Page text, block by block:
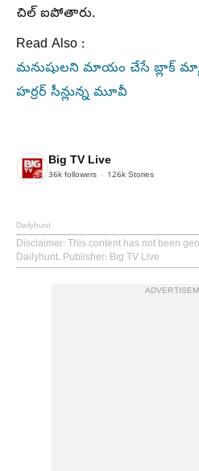
చిల్ ఐపోతారు.
Read Also :
మనుషులని మాయం చేసే బ్లాక్
హర్రర్ సీన్లున్న మూవీ
Big TV Live
36k followers 126k Stories
Dailyhunt
Disclaimer: This content has not been
Dailyhunt. Publisher: Big TV Live